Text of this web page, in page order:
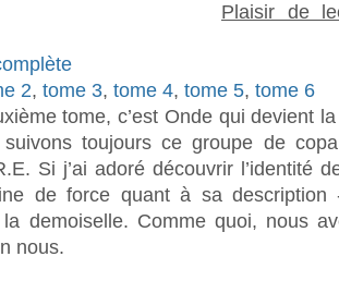
Plaisir de
2, tome 3, tome 4, tome 5, tome 6
tome, c’est Onde qui devient
toujours ce groupe de
Si j’ai adoré découvrir l’identité
de force quant à sa
demoiselle. Comme quoi, nous
nous.